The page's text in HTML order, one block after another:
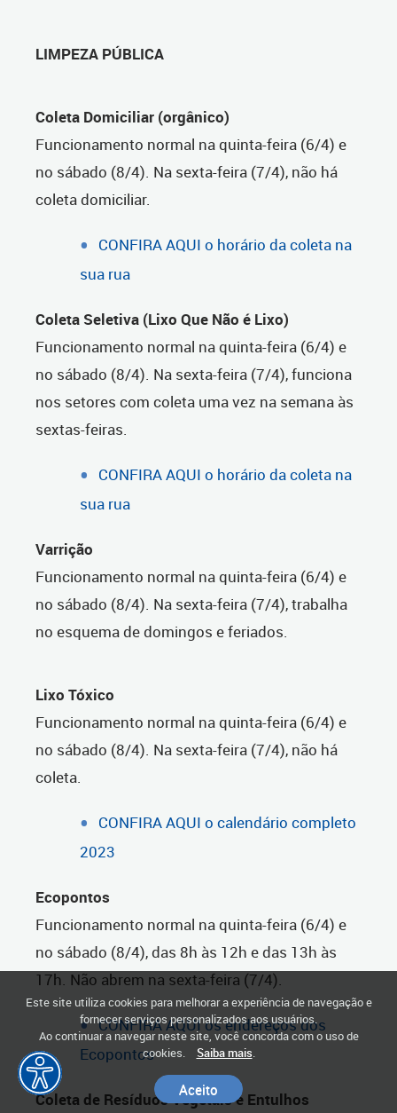
LIMPEZA PÚBLICA
Coleta Domiciliar (orgânico)
Funcionamento normal na quinta-feira (6/4) e
no sábado (8/4). Na sexta-feira (7/4), não há
coleta domiciliar.
CONFIRA AQUI o horário da coleta na
sua rua
Coleta Seletiva (Lixo Que Não é Lixo)
Funcionamento normal na quinta-feira (6/4) e
no sábado (8/4). Na sexta-feira (7/4), funciona
nos setores com coleta uma vez na semana às
sextas-feiras.
CONFIRA AQUI o horário da coleta na
sua rua
Varrição
Funcionamento normal na quinta-feira (6/4) e
no sábado (8/4). Na sexta-feira (7/4), trabalha
no esquema de domingos e feriados.
Lixo Tóxico
Funcionamento normal na quinta-feira (6/4) e
no sábado (8/4). Na sexta-feira (7/4), não há
coleta.
CONFIRA AQUI o calendário completo
2023
Ecopontos
Funcionamento normal na quinta-feira (6/4) e
no sábado (8/4), das 8h às 12h e das 13h às
17h. Não abrem na sexta-feira (7/4).
CONFIRA AQUI os endereços dos
Ecopontos
Coleta de Resíduos Vegetais e Entulhos
Este site utiliza cookies para melhorar a experiência de navegação e
fornecer serviços personalizados aos usuários.
Ao continuar a navegar neste site, você concorda com o uso de
cookies.
Saiba mais.
Aceito